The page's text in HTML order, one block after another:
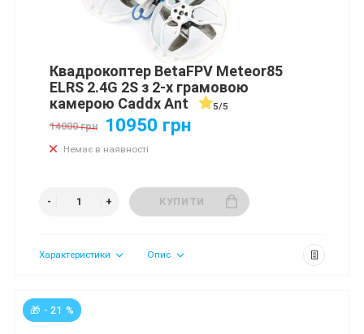
Квадрокоптер BetaFPV Meteor85
ELRS 2.4G 2S з 2-х грамовою
камерою Caddx Ant
5/5
14000 грн 10950 грн
Немає в наявності
КУПИТИ
Характеристики Опис
🎁 - 21 %